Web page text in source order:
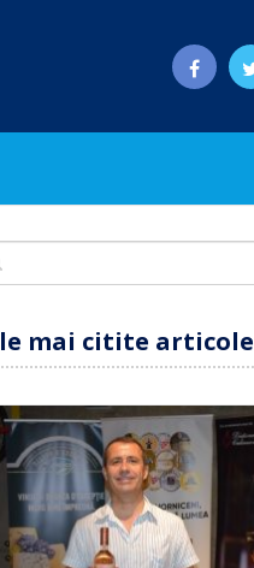
mai citite articole